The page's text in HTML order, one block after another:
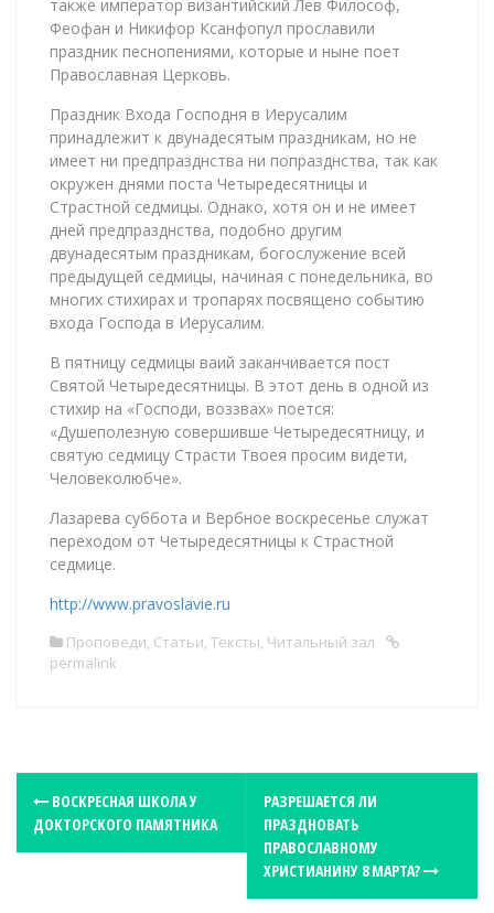
также император византийский Лев Философ,
Феофан и Никифор Ксанфопул прославили
праздник песнопениями, которые и ныне поет
Православная Церковь.
Праздник Входа Господня в Иерусалим
принадлежит к двунадесятым праздникам, но не
имеет ни предпразднства ни попразднства, так как
окружен днями поста Четыредесятницы и
Страстной седмицы. Однако, хотя он и не имеет
дней предпразднства, подобно другим
двунадесятым праздникам, богослужение всей
предыдущей седмицы, начиная с понедельника, во
многих стихирах и тропарях посвящено событию
входа Господа в Иерусалим.
В пятницу седмицы ваий заканчивается пост
Святой Четыредесятницы. В этот день в одной из
стихир на «Господи, воззвах» поется:
«Душеполезную совершивше Четыредесятницу, и
святую седмицу Страсти Твоея просим видети,
Человеколюбче».
Лазарева суббота и Вербное воскресенье служат
переходом от Четыредесятницы к Страстной
седмице.
http://www.pravoslavie.ru
Проповеди Статьи Тексты Читальный зал
permalink
ВОСКРЕСНАЯ ШКОЛА У
ДОКТОРСКОГО ПАМЯТНИКА
РАЗРЕШАЕТСЯ ЛИ
ПРАЗДНОВАТЬ
ПРАВОСЛАВНОМУ
ХРИСТИАНИНУ 8 МАРТА?